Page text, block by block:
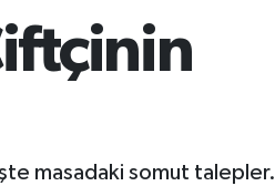
masadaki somut talepler.